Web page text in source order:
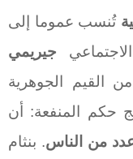
تُنسب عموما إلى
جيريمي
القيم الجوهرية
حكم المنفعة: أن
عدد من الناس. بنثام